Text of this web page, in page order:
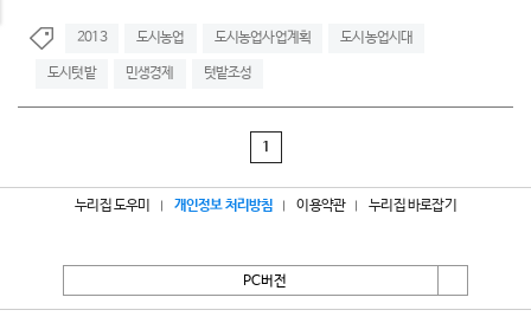
2013 도시농업 도시농업사업계획 도시농업시대
도시텃밭 민생경제 텃밭조성
1
누리집 도우미 개인정보 처리방침 이용약관 누리집 바로잡기
PC버전